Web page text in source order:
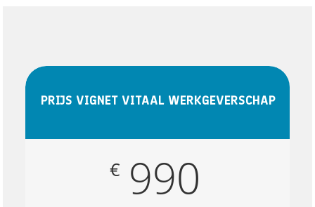
PRIJS VIGNET VITAAL WERKGEVERSCHAP
€ 990